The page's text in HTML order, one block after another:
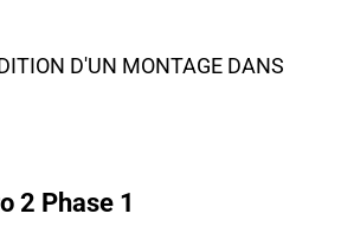
D'UN MONTAGE DANS
2 Phase 1